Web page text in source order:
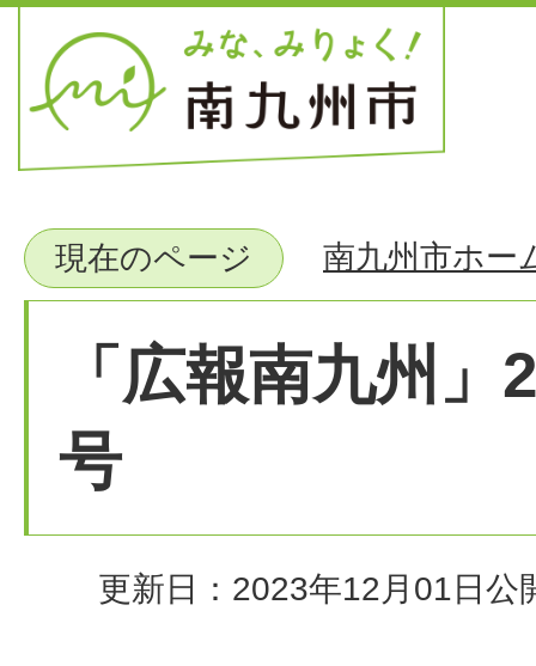
現在のページ 南九州市ホー
「広報南九州」
号
更新日：2023年12月01日 公